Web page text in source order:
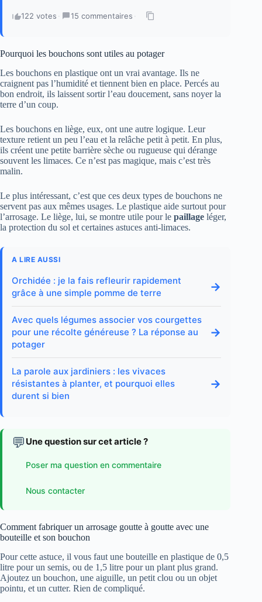
122 votes · 15 commentaires ·
Pourquoi les bouchons sont utiles au potager
Les bouchons en plastique ont un vrai avantage. Ils ne
craignent pas l’humidité et tiennent bien en place. Percés au
bon endroit, ils laissent sortir l’eau doucement, sans noyer la
terre d’un coup.
Les bouchons en liège, eux, ont une autre logique. Leur
texture retient un peu l’eau et la relâche petit à petit. En plus,
ils créent une petite barrière sèche ou rugueuse qui dérange
souvent les limaces. Ce n’est pas magique, mais c’est très
malin.
Le plus intéressant, c’est que ces deux types de bouchons ne
servent pas aux mêmes usages. Le plastique aide surtout pour
l’arrosage. Le liège, lui, se montre utile pour le paillage léger,
la protection du sol et certaines astuces anti-limaces.
A LIRE AUSSI
Orchidée : je la fais refleurir rapidement
grâce à une simple pomme de terre
→
Avec quels légumes associer vos courgettes
pour une récolte généreuse ? La réponse au
potager
→
La parole aux jardiniers : les vivaces
résistantes à planter, et pourquoi elles
durent si bien
→
💬 Une question sur cet article ?
Poser ma question en commentaire
Nous contacter
Comment fabriquer un arrosage goutte à goutte avec une
bouteille et son bouchon
Pour cette astuce, il vous faut une bouteille en plastique de 0,5
litre pour un semis, ou de 1,5 litre pour un plant plus grand.
Ajoutez un bouchon, une aiguille, un petit clou ou un objet
pointu, et un cutter. Rien de compliqué.